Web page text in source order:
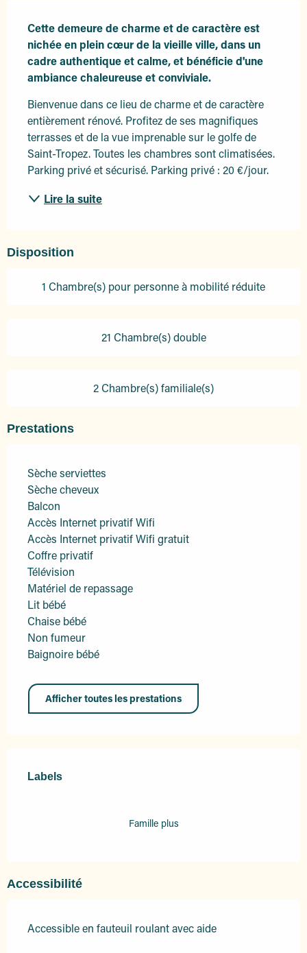
Cette demeure de charme et de caractère est
nichée en plein cœur de la vieille ville, dans un
cadre authentique et calme, et bénéficie d'une
ambiance chaleureuse et conviviale.
Bienvenue dans ce lieu de charme et de caractère
entièrement rénové. Profitez de ses magnifiques
terrasses et de la vue imprenable sur le golfe de
Saint-Tropez. Toutes les chambres sont climatisées.
Parking privé et sécurisé. Parking privé : 20 €/jour.
Lire la suite
Disposition
1 Chambre(s) pour personne à mobilité réduite
21 Chambre(s) double
2 Chambre(s) familiale(s)
Prestations
Sèche serviettes
Sèche cheveux
Balcon
Accès Internet privatif Wifi
Accès Internet privatif Wifi gratuit
Coffre privatif
Télévision
Matériel de repassage
Lit bébé
Chaise bébé
Non fumeur
Baignoire bébé
Afficher toutes les prestations
Labels
Labels
Famille plus
Accessibilité
Accessible en fauteuil roulant avec aide